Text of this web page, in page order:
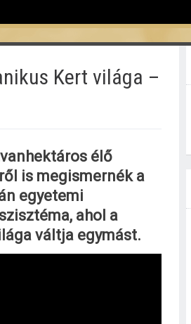
Kert világa –
élő
is megismernék a
egyetemi
ahol a
váltja egymást.